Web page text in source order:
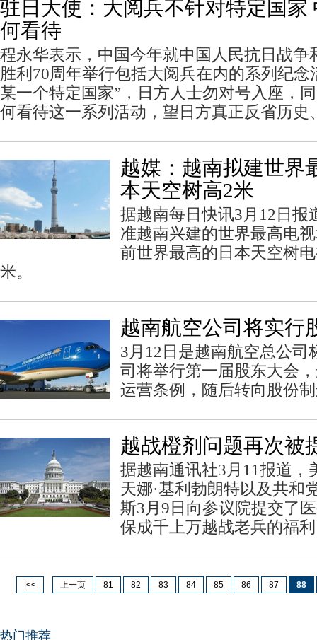
驻日大使：大阅兵不针对特定国家
何看待
程永华表示，中国今年就中国人民抗日战争
胜利70周年举行包括大阅兵在内的系列纪念
某一个特定国家”，日方人士勿对号入座，
何看待这一系列活动，望日方真正反省历史
越媒：越南拟建世界
本天空树高2米
据越南每日快讯3月12日报
准越南兴建的世界最高电
前世界最高的日本天空树
米。
越南航空公司将实行
3月12日是越南航空总公司
司将举行第一届股东大会
运营条例，随后转向股份
越战橙剂问题再次被
据越南通讯社3月11报道，
天娜·基利勃朗特以及共和
斯3月9日向参议院提交了
保成千上万越战老兵的福
|<< 上一页 81 82 83 84 85 86 87 88